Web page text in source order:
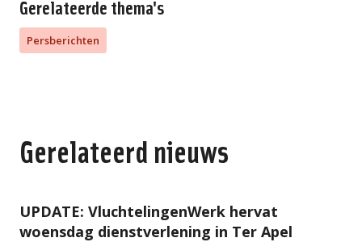
Gerelateerde thema's
Persberichten
Gerelateerd nieuws
UPDATE: VluchtelingenWerk hervat
woensdag dienstverlening in Ter Apel